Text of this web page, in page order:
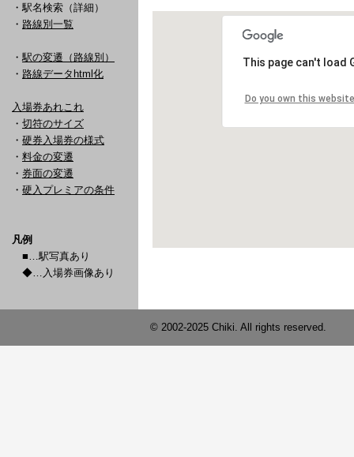
・駅名検索（詳細）
・ 路線別一覧
・ 駅の変遷（路線別）
・ 路線データhtml化
入場券あれこれ
・ 切符のサイズ
・ 硬券入場券の様式
・ 料金の変遷
・ 券面の変遷
・ 硬入プレミアの条件
凡例
■…駅写真あり
◆…入場券画像あり
© 2002-2025 Chiki. All rights reserved.